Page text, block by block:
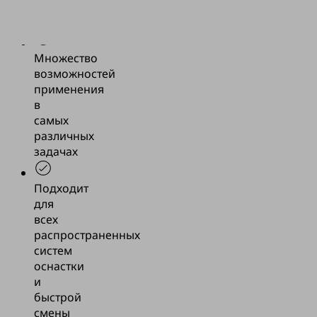
Множество
возможностей
применения
в
самых
различных
задачах
Подходит
для
всех
распространенных
систем
оснастки
и
быстрой
смены